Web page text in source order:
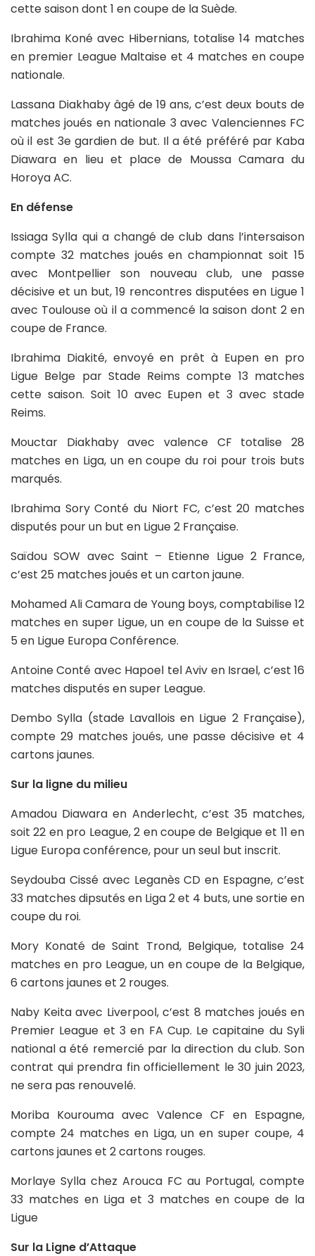
cette saison dont 1 en coupe de la Suède.
Ibrahima Koné avec Hibernians, totalise 14 matches
en premier League Maltaise et 4 matches en coupe
nationale.
Lassana Diakhaby âgé de 19 ans, c’est deux bouts de
matches joués en nationale 3 avec Valenciennes FC
où il est 3e gardien de but. Il a été préféré par Kaba
Diawara en lieu et place de Moussa Camara du
Horoya AC.
En défense
Issiaga Sylla qui a changé de club dans l’intersaison
compte 32 matches joués en championnat soit 15
avec Montpellier son nouveau club, une passe
décisive et un but, 19 rencontres disputées en Ligue 1
avec Toulouse où il a commencé la saison dont 2 en
coupe de France.
Ibrahima Diakité, envoyé en prêt à Eupen en pro
Ligue Belge par Stade Reims compte 13 matches
cette saison. Soit 10 avec Eupen et 3 avec stade
Reims.
Mouctar Diakhaby avec valence CF totalise 28
matches en Liga, un en coupe du roi pour trois buts
marqués.
Ibrahima Sory Conté du Niort FC, c’est 20 matches
disputés pour un but en Ligue 2 Française.
Saïdou SOW avec Saint – Etienne Ligue 2 France,
c’est 25 matches joués et un carton jaune.
Mohamed Ali Camara de Young boys, comptabilise 12
matches en super Ligue, un en coupe de la Suisse et
5 en Ligue Europa Conférence.
Antoine Conté avec Hapoel tel Aviv en Israel, c’est 16
matches disputés en super League.
Dembo Sylla (stade Lavallois en Ligue 2 Française),
compte 29 matches joués, une passe décisive et 4
cartons jaunes.
Sur la ligne du milieu
Amadou Diawara en Anderlecht, c’est 35 matches,
soit 22 en pro League, 2 en coupe de Belgique et 11 en
Ligue Europa conférence, pour un seul but inscrit.
Seydouba Cissé avec Leganès CD en Espagne, c’est
33 matches dipsutés en Liga 2 et 4 buts, une sortie en
coupe du roi.
Mory Konaté de Saint Trond, Belgique, totalise 24
matches en pro League, un en coupe de la Belgique,
6 cartons jaunes et 2 rouges.
Naby Keita avec Liverpool, c’est 8 matches joués en
Premier League et 3 en FA Cup. Le capitaine du Syli
national a été remercié par la direction du club. Son
contrat qui prendra fin officiellement le 30 juin 2023,
ne sera pas renouvelé.
Moriba Kourouma avec Valence CF en Espagne,
compte 24 matches en Liga, un en super coupe, 4
cartons jaunes et 2 cartons rouges.
Morlaye Sylla chez Arouca FC au Portugal, compte
33 matches en Liga et 3 matches en coupe de la
Ligue
Sur la Ligne d’Attaque